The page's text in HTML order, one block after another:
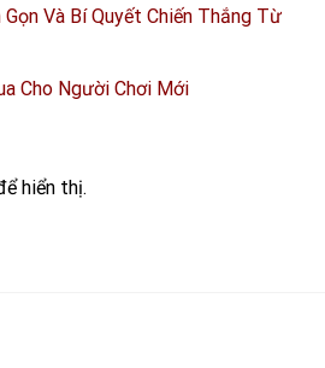
Và Bí Quyết Chiến Thắng Từ
Cho Người Chơi Mới
hiển thị.